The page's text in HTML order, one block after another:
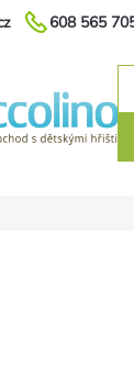
608 565